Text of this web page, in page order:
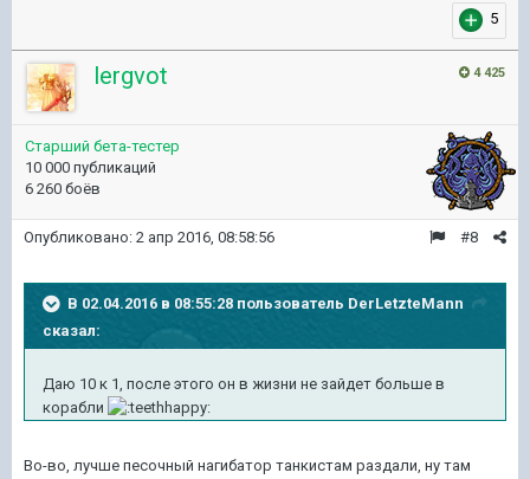
5
4 425
lergvot
Старший бета-тестер
10 000 публикаций
6 260 боёв
#8
Опубликовано: 2 апр 2016, 08:58:56
В 02.04.2016 в 08:55:28 пользователь DerLetzteMann
сказал:
Даю 10 к 1, после этого он в жизни не зайдет больше в
корабли
Во-во, лучше песочный нагибатор танкистам раздали, ну там